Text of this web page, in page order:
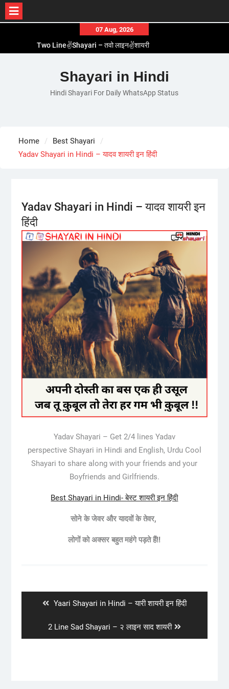
content
07 Aug, 2026
Two Line✌️Shayari – तवो लाइन✌️शायरी
Romantic Love😽Status – रोमांटिक लव😽स्टेटस
Love🥳Poetry In Hindi – लव🥳पोएट्री इन हिंदी
1 Line☝️Shayari In Hindi – १ लाइन☝️शायरी इन हिंदी
Shayari in Hindi
Hindi Shayari For Daily WhatsApp Status
Home
Best Shayari
Yadav Shayari in Hindi – यादव शायरी इन हिंदी
Yadav Shayari in Hindi – यादव शायरी इन
हिंदी
Yadav Shayari – Get 2/4 lines Yadav
perspective Shayari in Hindi and English, Urdu Cool
Shayari to share along with your friends and your
Boyfriends and Girlfriends.
Best Shayari in Hindi- बेस्ट शायरी इन हिंदी
सोने के जेवर और यादवों के तेवर,
लोगों को अक्सर बहुत महंगे पड़ते हैं!!
Previous
Yaari Shayari in Hindi – यारी शायरी इन हिंदी
Next
post:
2 Line Sad Shayari – २ लाइन साद शायरी